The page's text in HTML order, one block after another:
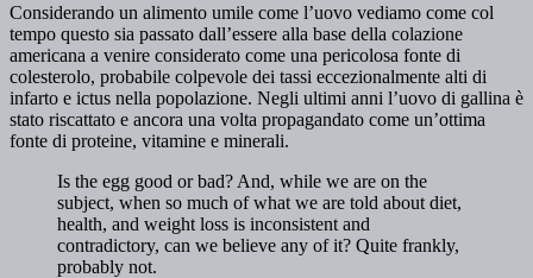
Considerando un alimento umile come l’uovo vediamo come col
tempo questo sia passato dall’essere alla base della colazione
americana a venire considerato come una pericolosa fonte di
colesterolo, probabile colpevole dei tassi eccezionalmente alti di
infarto e ictus nella popolazione. Negli ultimi anni l’uovo di gallina è
stato riscattato e ancora una volta propagandato come un’ottima
fonte di proteine, vitamine e minerali.
Is the egg good or bad? And, while we are on the
subject, when so much of what we are told about diet,
health, and weight loss is inconsistent and
contradictory, can we believe any of it? Quite frankly,
probably not.